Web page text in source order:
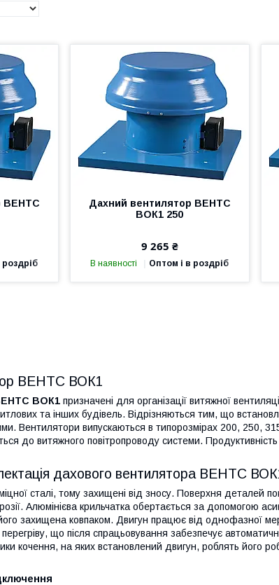
ВЕНТС
Дахний вентилятор ВЕНТС
ВОК1 250
9 265 ₴
В наявності Оптом і в роздріб
ВЕНТС ВОК1
ВОК1 призначені для організації витяжної
та інших будівель. Відрізняються тим, що
Вентилятори випускаються в типорозмірах 200, 250,
до витяжного повітропроводу системи.
дахового вентилятора ВЕНТС
сталі, тому захищені від зносу. Поверхня деталей
Алюмінієва крильчатка обертається за допомогою
захищена ковпаком. Двигун працює від однофазної
що після спрацьовування забезпечує
кочення, на яких встановлений двигун, роблять його